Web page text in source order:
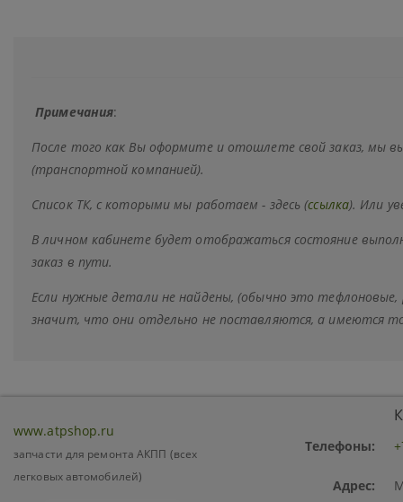
Примечания:
После того как Вы оформите и отошлете свой заказ, мы
(транспортной компанией).
Список ТК, с которыми мы работаем - здесь (ссылка). Или
В личном кабинете будет отображаться состояние
заказ в пути.
Если нужные детали не найдены, (обычно это
значит, что они отдельно не поставляются, а имеются
www.atpshop.ru
запчасти для ремонта АКПП (всех
легковых автомобилей)
Телефоны:
Адрес: